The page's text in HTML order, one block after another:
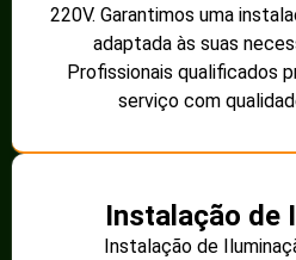
220V. Garantimos uma
adaptada às suas
Profissionais qualificados
serviço com
Instalação de
Instalação de